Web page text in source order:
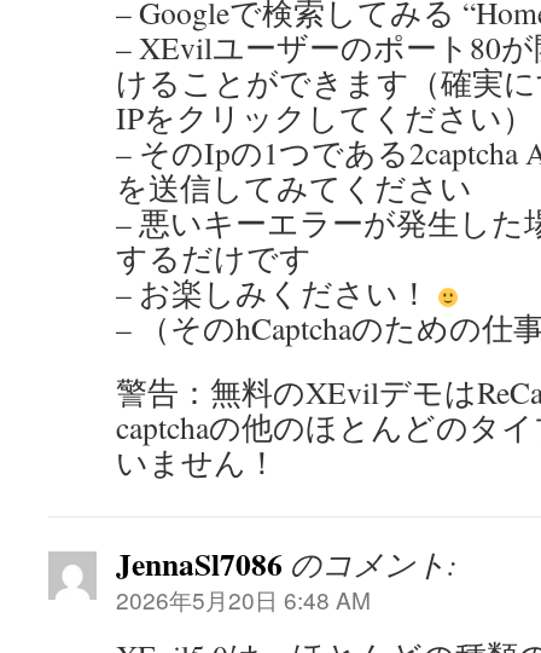
– Googleで検索してみる
– XEvilユーザーのポート80
けることができます（確実
IPをクリックしてください）
– そのIpの1つである2captcha
を送信してみてください
– 悪いキーエラーが発生した
するだけです
– お楽しみください！
– （そのhCaptchaのための仕
警告：無料のXEvilデモは
captchaの他のほとんどのタ
いません！
JennaSl7086 のコメント:
2026年5月20日 6:48 AM